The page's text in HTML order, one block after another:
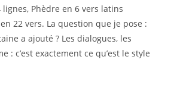
lignes, Phèdre en 6 vers latins
22 vers. La question que je pose :
a ajouté ? Les dialogues, les
: c’est exactement ce qu’est le style